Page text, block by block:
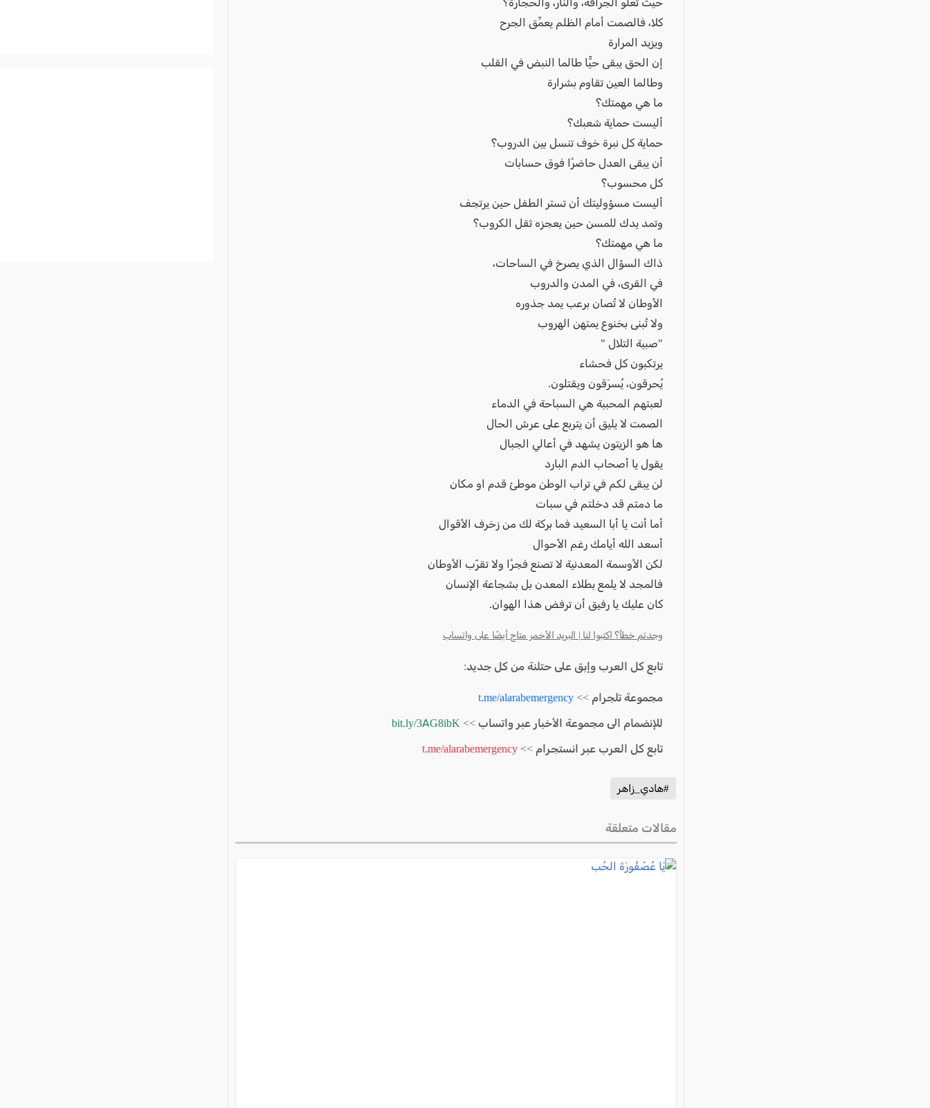
كلا، فالصمت أمام الظلم يعمِّق الجرح
ويزيد المرارة
إن الحق يبقى حيًّا طالما النبض في القلب
وطالما العين تقاوم بشرارة
ما هي مهمتك؟
أليست حماية شعبك؟
حماية كل نبرة خوف تنسل بين الدروب؟
أن يبقى العدل حاضرًا فوق حسابات
كل محسوب؟
أليست مسؤوليتك أن تستر الطفل حين يرتجف
وتمد يدك للمسن حين يعجزه ثقل الكروب؟
ما هي مهمتك؟
ذاك السؤال الذي يصرخ في الساحات،
في القرى، في المدن والدروب
الأوطان لا تُصان برعب يمد جذوره
ولا تُبنى بخنوع يمتهن الهروب
"صبية التلال "
يرتكبون كل فحشاء
يُحرقون، يُسرَقون ويقتلون.
لعبتهم المحببة هي السباحة في الدماء
الصمت لا يليق أن يتربع على عرش الحال
ها هو الزيتون يشهد في أعالي الجبال
يقول يا أصحاب الدم البارد
لن يبقى لكم في تراب الوطن موطئ قدم او مكان
ما دمتم قد دخلتم في سبات
أما أنت يا أبا السعيد فما بركة لك من زخرف الأقوال
أسعد الله أيامك رغم الأحوال
لكن الأوسمة المعدنية لا تصنع فجرًا ولا تقرّب الأوطان
فالمجد لا يلمع بطلاء المعدن بل بشجاعة الإنسان
كان عليك يا رفيق أن ترفض هذا الهوان.
وجدتم خطأ؟ اكتبوا لنا | البريد الأحمر متاح أيضًا على واتساب
تابع كل العرب وإبق على حتلنة من كل جديد:
مجموعة تلجرام >> t.me/alarabemergency
للإنضمام الى مجموعة الأخبار عبر واتساب >> bit.ly/3AG8ibK
تابع كل العرب عبر انستجرام >> t.me/alarabemergency
#هادي_زاهر
مقالات متعلقة